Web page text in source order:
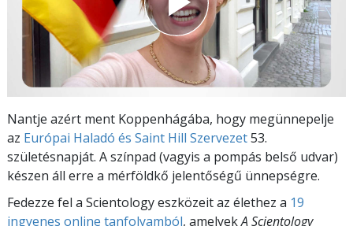
Nantje azért ment Koppenhágába, hogy megünnepelje
az Európai Haladó és Saint Hill Szervezet53.
születésnapját. A színpad (vagyis a pompás belső udvar)
készen áll erre a mérföldkő jelentőségű ünnepségre.
Fedezze fel a Scientology eszközeit az élethez a 19
ingyenes online tanfolyamból, amelyekA Scientology